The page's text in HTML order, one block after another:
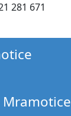
281 671